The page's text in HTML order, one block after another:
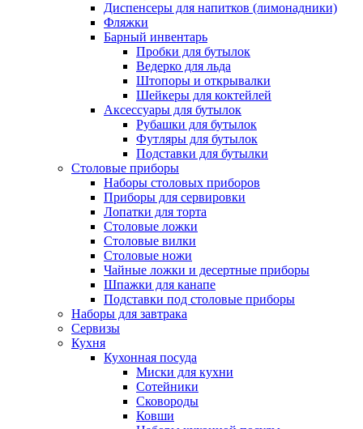
Диспенсеры для напитков (лимонадники)
Фляжки
Барный инвентарь
Пробки для бутылок
Ведерко для льда
Штопоры и открывалки
Шейкеры для коктейлей
Аксессуары для бутылок
Рубашки для бутылок
Футляры для бутылок
Подставки для бутылки
Столовые приборы
Наборы столовых приборов
Приборы для сервировки
Лопатки для торта
Столовые ложки
Столовые вилки
Столовые ножи
Чайные ложки и десертные приборы
Шпажки для канапе
Подставки под столовые приборы
Наборы для завтрака
Сервизы
Кухня
Кухонная посуда
Миски для кухни
Сотейники
Сковороды
Ковши